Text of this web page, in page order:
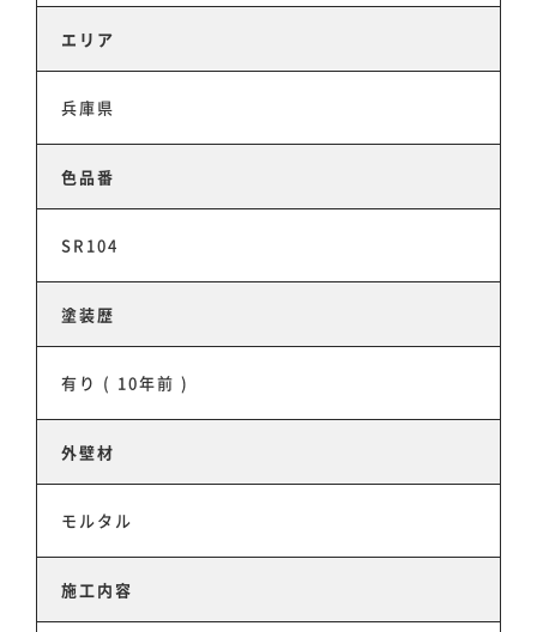
エリア
兵庫県
色品番
SR104
塗装歴
有り ( 10年前 )
外壁材
モルタル
施工内容